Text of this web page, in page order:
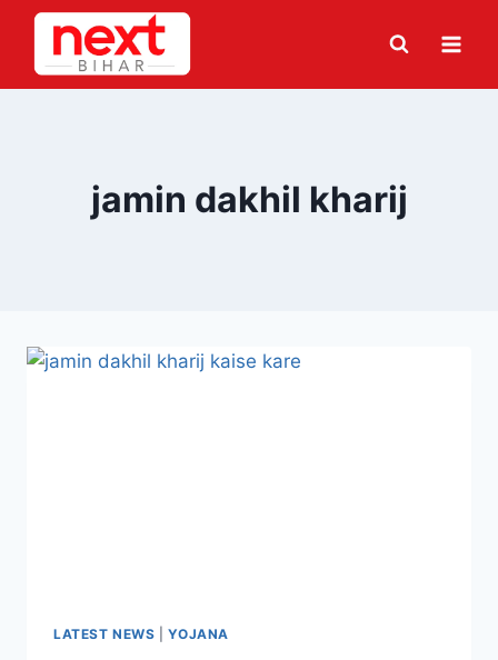
Skip
content
jamin dakhil kharij
LATEST NEWS |YOJANA